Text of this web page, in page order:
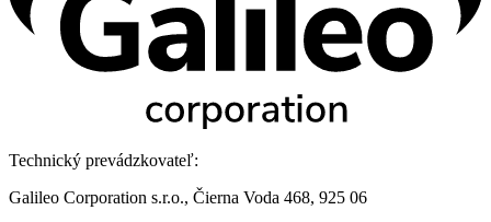
Technický prevádzkovateľ:
Galileo Corporation s.r.o., Čierna Voda 468, 925 06